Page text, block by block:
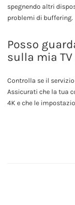
spegnendo altri
problemi di buffering.
Posso
sulla mia
Controlla se il
Assicurati che la tua
4K e che le